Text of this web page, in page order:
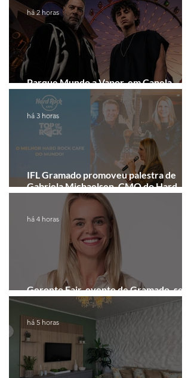
Parque Mundo a Vapor, em Canela,
recebe festival eletrônico em agosto
há 2 horas
IFL Gramado promoveu palestra de
Gabriela Michaelsen, CMO do Hard
Rock Cafe Gramado
há 3 horas
Geronto Fair, evento de Gramado, será
realizada em formato digital
há 4 horas
há 5 horas